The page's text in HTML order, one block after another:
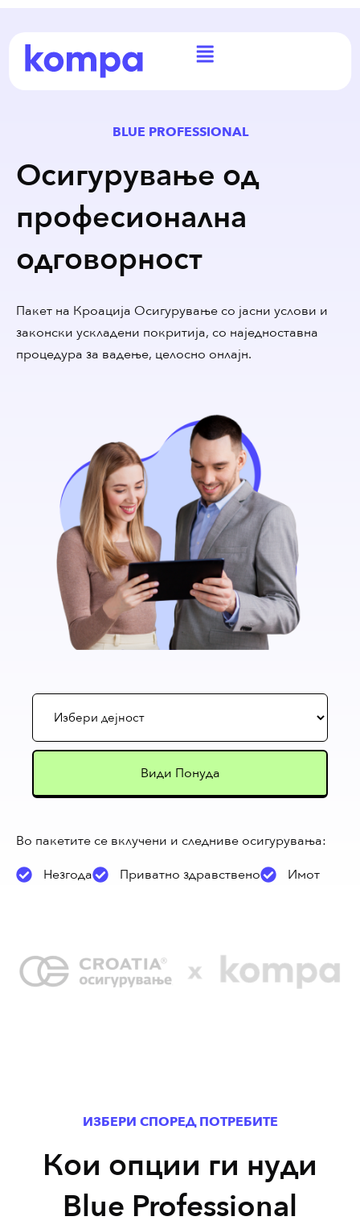
BLUE PROFESSIONAL
Осигурување од
професионална
одговорност
Пакет на Кроација Осигурување со јасни услови и
законски ускладени покритија, со наједноставна
процедура за вадење, целосно онлајн.
Избери
дејност
(Required)
Во пакетите се вклучени и следниве осигурувања:
Незгода
Приватно здравствено Имот
ИЗБЕРИ СПОРЕД ПОТРЕБИТЕ
Кои опции ги нуди
Blue Professional